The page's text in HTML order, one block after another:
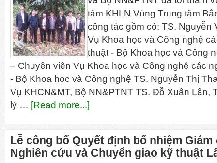
tâm KHLN Vùng Trung tâm
công tác gồm có: TS. Nguyễn
Vụ Khoa học và Công nghệ
thuật - Bộ Khoa học và Công
– Chuyên viên Vụ Khoa học và Công nghệ các
- Bộ Khoa học và Công nghệ TS. Nguyễn Thị
Vụ KHCN&MT, Bộ NN&PTNT TS. Đỗ Xuân Lân,
lý … [Read more...]
Lễ công bố Quyết định bổ nhiệm Giám
Nghiên cứu và Chuyển giao kỹ thuật